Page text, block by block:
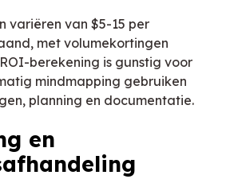
variëren van $5-15 per
met volumekortingen
berekening is gunstig voor
mindmapping gebruiken
planning en documentatie.
en